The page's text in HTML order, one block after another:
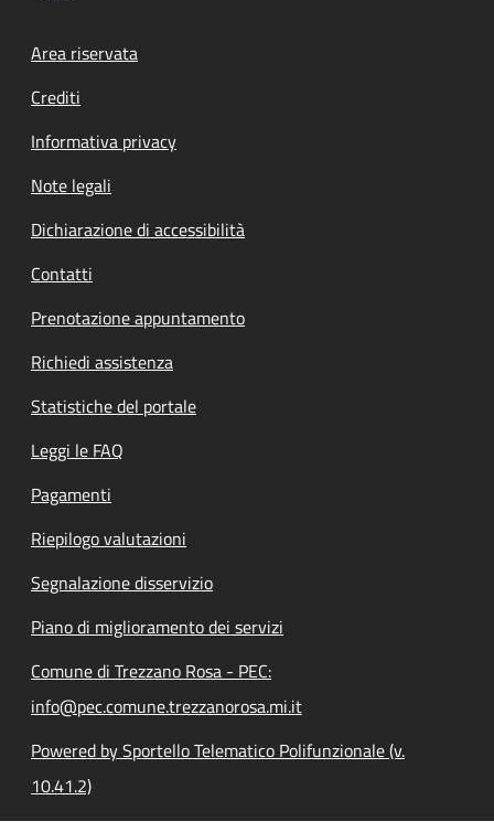
Footer menu
Area riservata
Crediti
Informativa privacy
Note legali
Dichiarazione di accessibilità
Contatti
Prenotazione appuntamento
Richiedi assistenza
Statistiche del portale
Leggi le FAQ
Pagamenti
Riepilogo valutazioni
Segnalazione disservizio
Piano di miglioramento dei servizi
Comune di Trezzano Rosa - PEC:
info@pec.comune.trezzanorosa.mi.it
Powered by Sportello Telematico Polifunzionale (v.
10.41.2)